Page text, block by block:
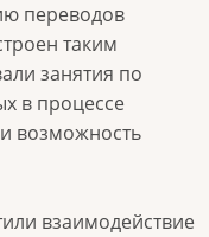
переводов
таким
занятия по
в процессе
возможность
взаимодействие